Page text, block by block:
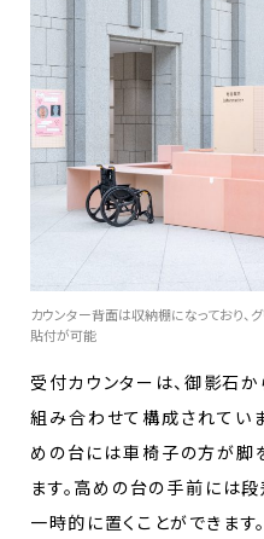
受付カウンターは、御影石
組み合わせて構成されてい
めの台には車椅子の方が脚
ます。高めの台の手前には
一時的に置くことができます
カウンター背面は収納棚になっており、
貼付が可能